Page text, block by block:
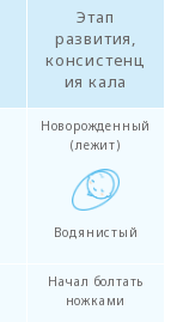
Этап
развития,
консистенц
ия кала
Новорожденный
(лежит)
Водянистый
Начал болтать
ножками